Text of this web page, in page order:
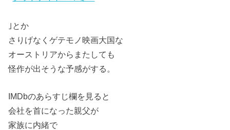
｣とか
さりげなくゲテモノ映画大国な
オーストリアからまたしても
怪作が出そうな予感がする。
IMDbのあらすじ欄を見ると
会社を首になった親父が
家族に内緒で